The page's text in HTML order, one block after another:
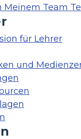
Meinem Team
für Lehrer
und